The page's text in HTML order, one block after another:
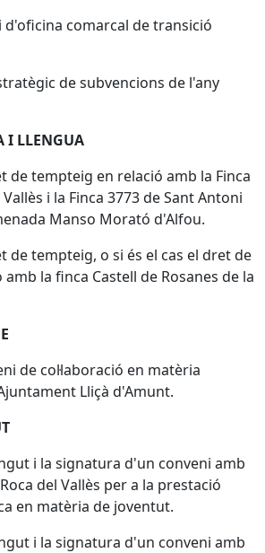
d'oficina comarcal de transició
de subvencions de l'any
I LLENGUA
de tempteig en relació amb la Finca
i la Finca 3773 de Sant Antoni
Manso Morató d'Alfou.
de tempteig, o si és el cas el dret de
la finca Castell de Rosanes de la
de col·laboració en matèria
Lliçà d'Amunt.
i la signatura d'un conveni amb
del Vallès per a la prestació
en matèria de joventut.
i la signatura d'un conveni amb